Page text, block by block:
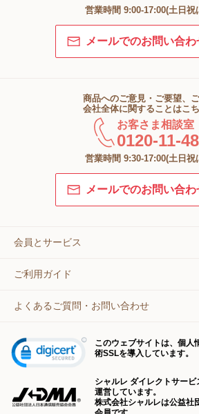
営業時間 9:00-17:00(土日祝
メールでのお問い合わ
商品へのご意見・ご要望、ご
会社全体に関することはこ
お客さま相談室
0120-11-
営業時間 9:30-17:00(土日祝
メールでのお問い合わ
会員とサービス
ご利用ガイド
よくあるご質問・お問い合わせ
このウェブサイトは、個人
術SSLを導入しています。
シャルレ ダイレクトサー
運営しています。
株式会社シャルレは公益社